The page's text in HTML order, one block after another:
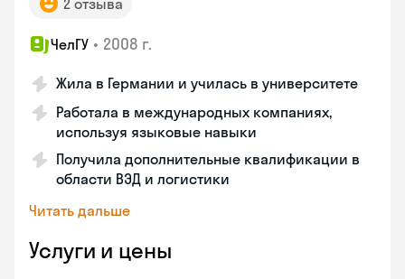
2 отзыва
ЧелГУ • 2008 г.
Жила в Германии и училась в университете
Работала в международных компаниях,
используя языковые навыки
Получила дополнительные квалификации в
области ВЭД и логистики
Читать дальше
Услуги и цены